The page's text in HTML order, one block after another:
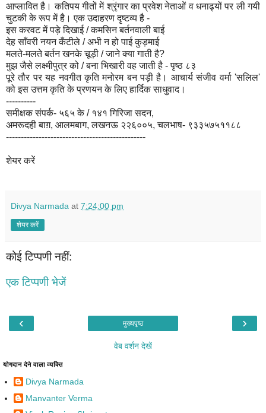
आप्लावित है। कतिपय गीतों में श्रृंगार का प्रवेश नेताओं व धनाढ्यों पर ली गयी
चुटकी के रूप में है। एक उदाहरण दृष्टव्य है -
इस करवट में पड़े दिखाई / कमसिन बर्तनवाली बाई
देह साँवरी नयन कँटीले / अभी न हो पाई कुड़माई
मलते-मलते बर्तन खनके चूड़ी / जाने क्या गाती है?
मुझ जैसे लक्ष्मीपुत्र को / बना भिखारी वह जाती है - पृष्ठ ८३
पूरे तौर पर यह नवगीत कृति मनोरम बन पड़ी है। आचार्य संजीव वर्मा 'सलिल'
को इस उत्तम कृति के प्रणयन के लिए हार्दिक साधुवाद।
----------
समीक्षक संपर्क- ५६५ के / १४१ गिरिजा सदन,
अमरूदही बाग़, आलमबाग, लखनऊ २२६००५, चलभाष- ९३३५७५११८८
-----------------------------------------------
शेयर करें
Divya Narmada at 7:24:00 pm
शेयर करें
कोई टिप्पणी नहीं:
एक टिप्पणी भेजें
‹ ›
मुख्यपृष्ठ
वेब वर्शन देखें
योगदान देने वाला व्यक्ति
Divya Narmada
Manvanter Verma